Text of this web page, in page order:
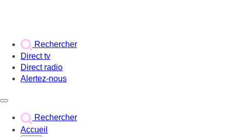
Rechercher
Direct tv
Direct radio
Alertez-nous
Rechercher
Accueil